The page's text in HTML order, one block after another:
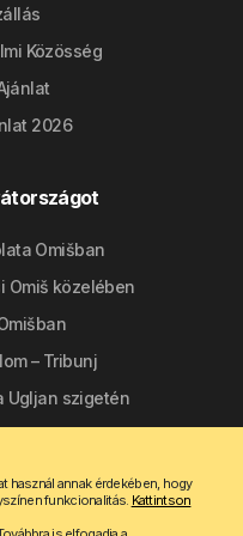
Közösség
2026
Omišban
Omiš közelében
– Tribunj
Ugljan szigetén
használ annak érdekében, hogy
funkcionalitás. Kattintson